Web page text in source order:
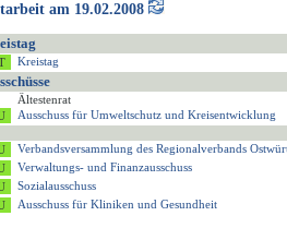
am 19.02.2008
Kreistag
Ältestenrat
Ausschuss für Umweltschutz und Kreisentwicklung
Verbandsversammlung des Regionalverbands
Verwaltungs- und Finanzausschuss
Sozialausschuss
Ausschuss für Kliniken und Gesundheit